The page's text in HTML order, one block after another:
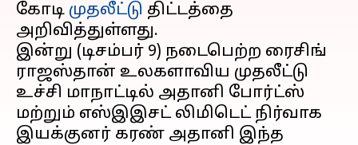
கோடி முதலீட்டு திட்டத்தை
அறிவித்துள்ளது.
இன்று (டிசம்பர் 9) நடைபெற்ற ரைசிங்
ராஜஸ்தான் உலகளாவிய முதலீட்டு
உச்சி மாநாட்டில் அதானி போர்ட்ஸ்
மற்றும் எஸ்இஇசட் லிமிடெட் நிர்வாக
இயக்குனர் கரண் அதானி இந்த